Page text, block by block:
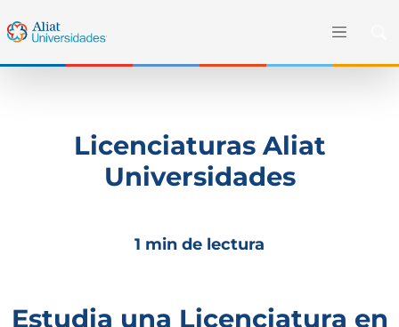
Licenciaturas Aliat
Universidades
1 min de lectura
Estudia una Licenciatura en